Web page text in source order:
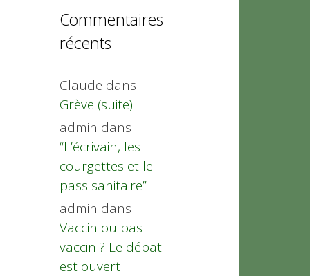
Commentaires
récents
Claude dans
Grève (suite)
admin dans
“L’écrivain, les
courgettes et le
pass sanitaire”
admin dans
Vaccin ou pas
vaccin ? Le débat
est ouvert !